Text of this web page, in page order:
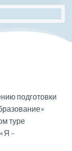
подготовки
туре
–